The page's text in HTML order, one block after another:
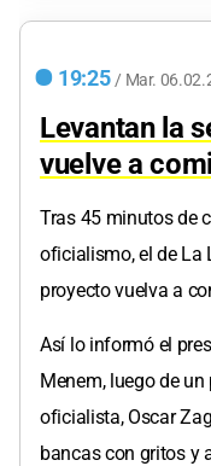
19:25 / Mar.
Levantan la
vuelve a
Tras 45 minutos de
oficialismo, el de La
proyecto vuelva a
Así lo informó el
Menem, luego de
oficialista, Oscar
bancas con gritos y